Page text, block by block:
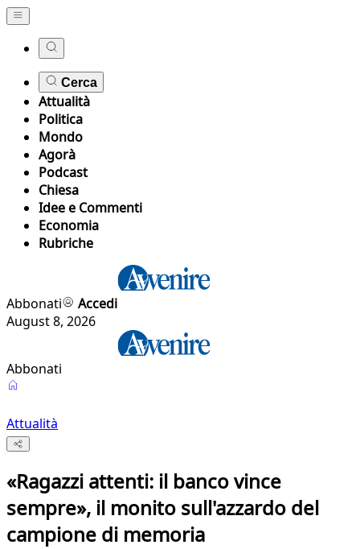
Cerca
Attualità
Politica
Mondo
Agorà
Podcast
Chiesa
Idee e Commenti
Economia
Rubriche
Abbonati
Accedi
August 8, 2026
Abbonati
Attualità
«Ragazzi attenti: il banco vince
sempre», il monito sull'azzardo del
campione di memoria